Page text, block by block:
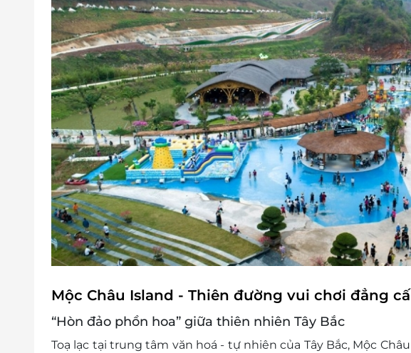
Mỗi dịch vụ, trò chơi sử dụng 01 lượt;
1 gà rán/xúc xích (ngẫu nhiên) + 1 nước ngọt theo
Set món ăn tặng kèm của Combo không áp dụng cho
Combo không có giá trị quy đổi thành tiền mặt
dịch vụ có trong Combo
Combo đã mua không hoàn trả, và không được cấp lại
Combo nếu đánh rơi, thất lạc trong quá trình sử dụng
Số lượng E-Voucher áp dụng 01 voucher/ 01 khách
Thông tin liên hệ đặt dịch vụ: 19002065
Điều kiện khác:
Một khách hàng được mua nhiều E-Voucher/E-Coupon
E-Voucher/E-Coupon không có giá trị quy đổi thành
Không áp dụng đồng thời với chương trình khuyến mại
Mộc Châu Island - Thiên đường vui chơi đẳng
“Hòn đảo phồn hoa” giữa thiên nhiên Tây Bắc
Toạ lạc tại trung tâm văn hoá - tự nhiên của Tây Bắc, Mộc